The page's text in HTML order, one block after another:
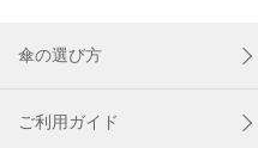
傘の選び方
ご利用ガイド